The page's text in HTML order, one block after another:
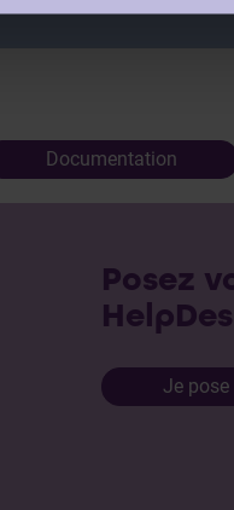
Documentation
Posez
Je